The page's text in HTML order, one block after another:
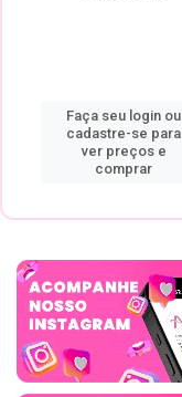
Faça seu login ou
cadastre-se para
ver preços e
comprar